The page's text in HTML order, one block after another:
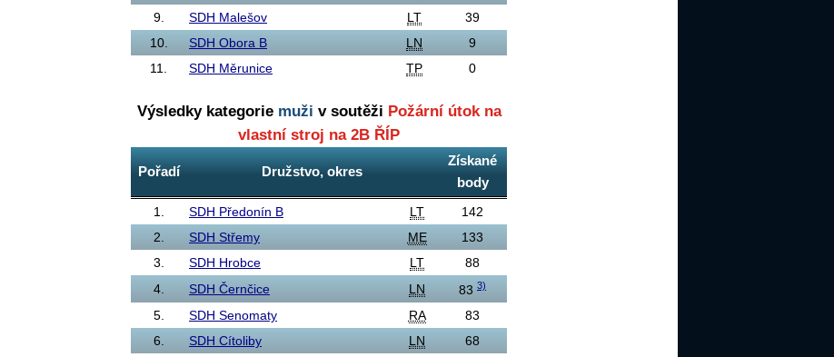
9.
SDH Malešov LT
39
10.
SDH Obora B LN
9
11.
SDH Měrunice TP 0
Výsledky kategorie muži v soutěži Požární útok na
vlastní stroj na 2B ŘÍP
Pořadí Družstvo, okres
Získané
body
1. SDH Předonín B LT
142
2.
SDH Střemy ME
133
3.
SDH Hrobce LT
88
4.
SDH Černčice LN 83 3)
5. SDH Senomaty RA
83
6.
SDH Cítoliby LN
68